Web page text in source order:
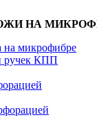
НА
микрофибре
ручек КПП